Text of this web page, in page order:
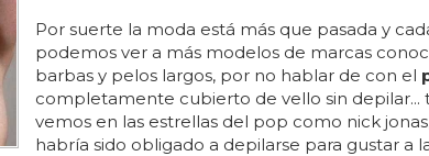
Por suerte la moda está más que pasada y
podemos ver a más modelos de marcas
barbas y pelos largos, por no hablar de con el
completamente cubierto de vello sin depilar...
vemos en las estrellas del pop como nick
habría sido obligado a depilarse para gustar a